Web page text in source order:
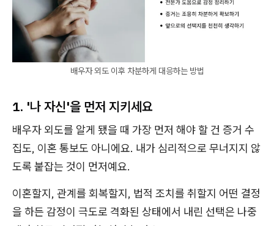
배우자 외도 이후 차분하게 대응하는 방법
1. '나 자신'을 먼저 지키세요
배우자 외도를 알게 됐을 때 가장 먼저 해야 할 건 증거 수
집도, 이혼 통보도 아니에요. 내가 심리적으로 무너지지 않
도록 붙잡는 것이 먼저예요.
이혼할지, 관계를 회복할지, 법적 조치를 취할지 어떤 결정
을 하든 감정이 극도로 격화된 상태에서 내린 선택은 나중